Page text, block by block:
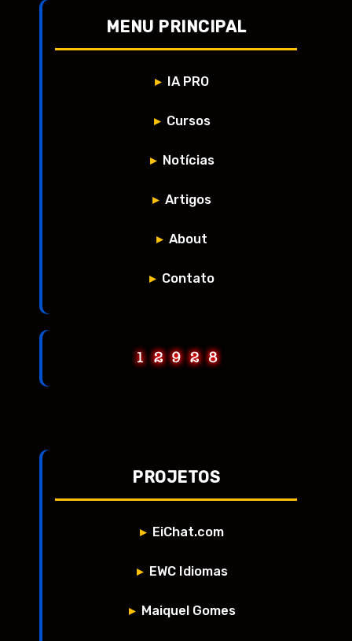
MENU PRINCIPAL
IA PRO
Cursos
Notícias
Artigos
About
Contato
PROJETOS
EiChat.com
EWC Idiomas
Maiquel Gomes